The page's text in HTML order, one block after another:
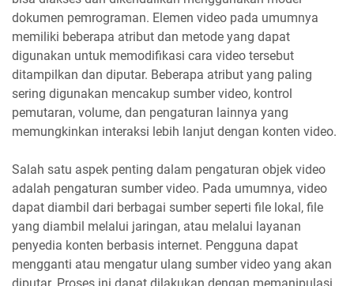
dokumen pemrograman. Elemen video pada umumnya
memiliki beberapa atribut dan metode yang dapat
digunakan untuk memodifikasi cara video tersebut
ditampilkan dan diputar. Beberapa atribut yang paling
sering digunakan mencakup sumber video, kontrol
pemutaran, volume, dan pengaturan lainnya yang
memungkinkan interaksi lebih lanjut dengan konten video.
Salah satu aspek penting dalam pengaturan objek video
adalah pengaturan sumber video. Pada umumnya, video
dapat diambil dari berbagai sumber seperti file lokal, file
yang diambil melalui jaringan, atau melalui layanan
penyedia konten berbasis internet. Pengguna dapat
mengganti atau mengatur ulang sumber video yang akan
diputar. Proses ini dapat dilakukan dengan memanipulasi